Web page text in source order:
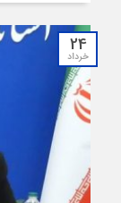
24
خرداد